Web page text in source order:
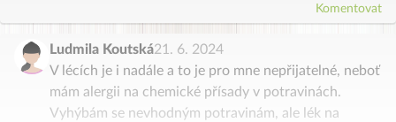
Komentovat
Ludmila Koutská21. 6. 2024
V lécích je i nadále a to je pro mne nepřijatelné, neboť
mám alergii na chemické přísady v potravinách.
Vyhýbám se nevhodným potravinám, ale lék na